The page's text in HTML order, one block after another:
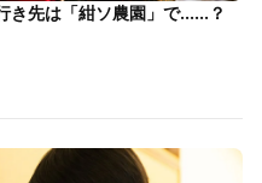
き先は「紺ソ農園」で……？